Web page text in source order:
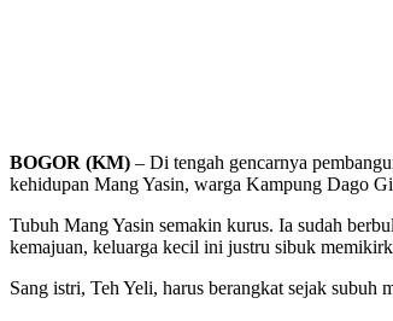
BOGOR (KM) – Di tengah gencarnya
kehidupan Mang Yasin, warga Kampung Dago
Tubuh Mang Yasin semakin kurus. Ia sudah
kemajuan, keluarga kecil ini justru sibuk
Sang istri, Teh Yeli, harus berangkat sejak